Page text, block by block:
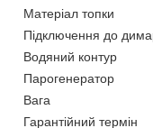
Матеріал топки
Підключення до
Водяний контур
Парогенератор
Вага
Гарантійний термін